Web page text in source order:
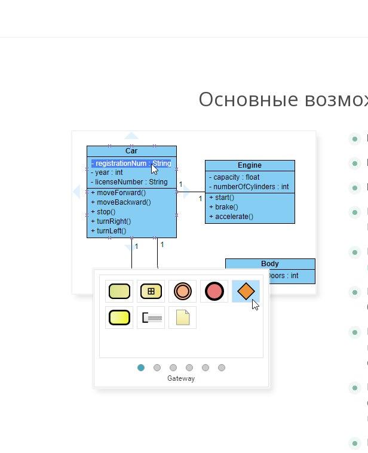
Основные